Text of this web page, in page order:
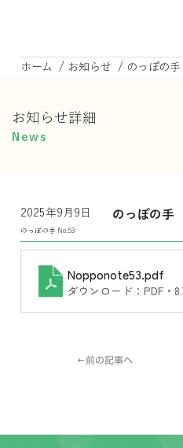
お知らせ詳細
News
ホーム / お知らせ / のっぽの
2025年9月9日 のっぽの手
のっぽの手 No.53
Nopponote53.pdf
ダウンロード：PDF •
←前の記事へ